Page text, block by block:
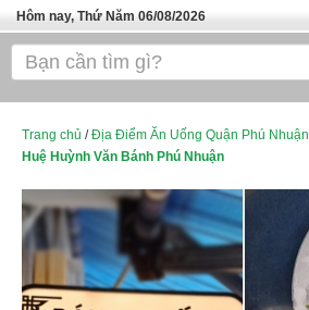
Hôm nay, Thứ Năm 06/08/2026
Trang chủ
Bánh - Đồ Ăn Vặt
TOP QUÁN ĂN
ĐỊA ĐIỂM ĂN UỐNG HÀ NỘI
Trang chủ /Địa Điểm Ăn Uống Quận Phú Nhuận
Huệ Huỳnh Văn Bánh Phú Nhuận